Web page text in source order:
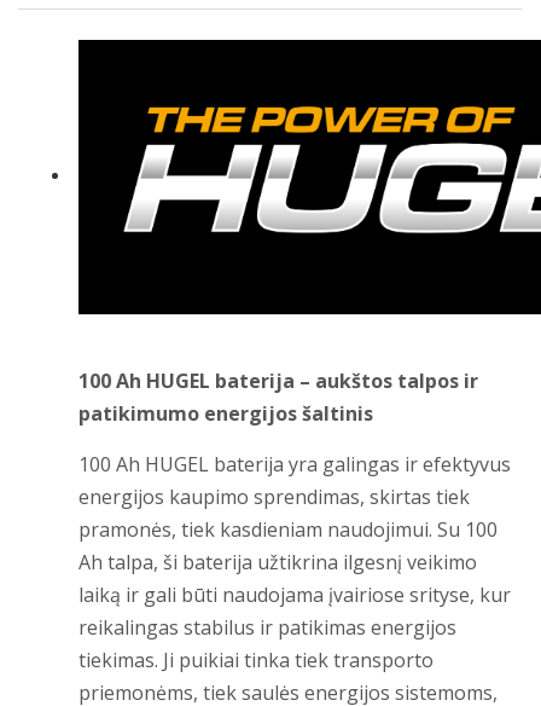
100 Ah HUGEL baterija – aukštos talpos ir
patikimumo energijos šaltinis
100 Ah HUGEL baterija yra galingas ir efektyvus
energijos kaupimo sprendimas, skirtas tiek
pramonės, tiek kasdieniam naudojimui. Su 100
Ah talpa, ši baterija užtikrina ilgesnį veikimo
laiką ir gali būti naudojama įvairiose srityse, kur
reikalingas stabilus ir patikimas energijos
tiekimas. Ji puikiai tinka tiek transporto
priemonėms, tiek saulės energijos sistemoms,